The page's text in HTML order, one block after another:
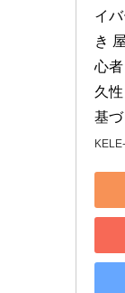
イ
き
心
久
基づ